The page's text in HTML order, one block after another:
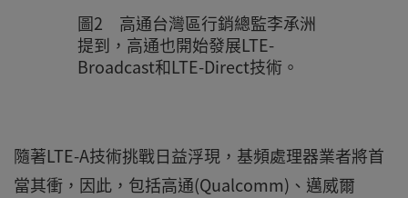
圖2 高通台灣區行銷總監李承洲
提到，高通也開始發展LTE-
Broadcast和LTE-Direct技術。
隨著LTE-A技術挑戰日益浮現，基頻處理器業者將首
當其衝，因此，包括高通(Qualcomm)、邁威爾